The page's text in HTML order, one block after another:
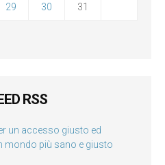
29 30 31
RSS
un accesso giusto ed
mondo più sano e giusto